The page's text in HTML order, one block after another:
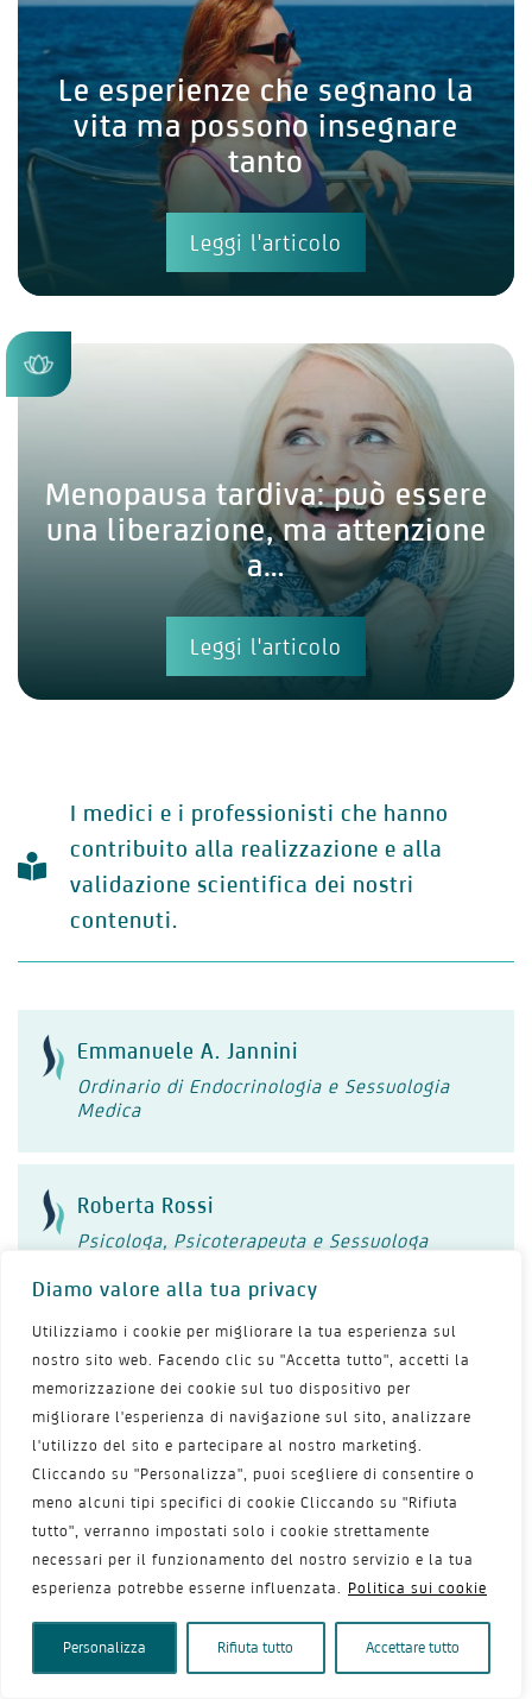
Diamo valore alla tua privacy
Utilizziamo i cookie per migliorare la tua esperienza sul
nostro sito web. Facendo clic su "Accetta tutto", accetti la
memorizzazione dei cookie sul tuo dispositivo per
migliorare l'esperienza di navigazione sul sito, analizzare
l'utilizzo del sito e partecipare al nostro marketing.
Cliccando su "Personalizza", puoi scegliere di consentire o
meno alcuni tipi specifici di cookie Cliccando su "Rifiuta
tutto", verranno impostati solo i cookie strettamente
necessari per il funzionamento del nostro servizio e la tua
esperienza potrebbe esserne influenzata. Politica sui cookie
Personalizza Rifiuta tutto Accettare tutto
Le esperienze che segnano la
vita ma possono insegnare
tanto
Leggi l'articolo
Menopausa tardiva: può essere
una liberazione, ma attenzione
a…
Leggi l'articolo
I medici e i professionisti che hanno
contribuito alla realizzazione e alla
validazione scientifica dei nostri
contenuti.
Emmanuele A. Jannini
Ordinario di Endocrinologia e Sessuologia
Medica
Roberta Rossi
Psicologa, Psicoterapeuta e Sessuologa
Massimiliano Barattucci
Psicologo, Psicoterapeuta
Rossella Nappi
Clinica Ostetrica e Ginecologa
Valentina Trionfera